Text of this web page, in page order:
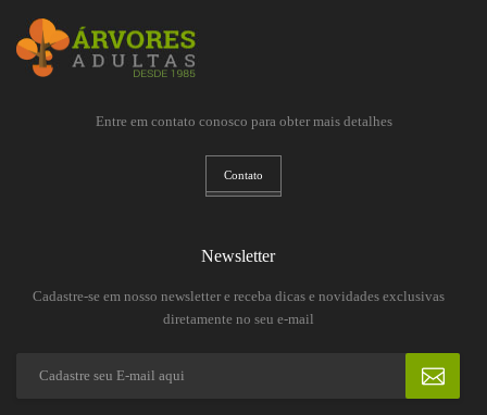
Entre em contato conosco para obter mais detalhes
Contato
Newsletter
Cadastre-se em nosso newsletter e receba dicas e novidades exclusivas
diretamente no seu e-mail